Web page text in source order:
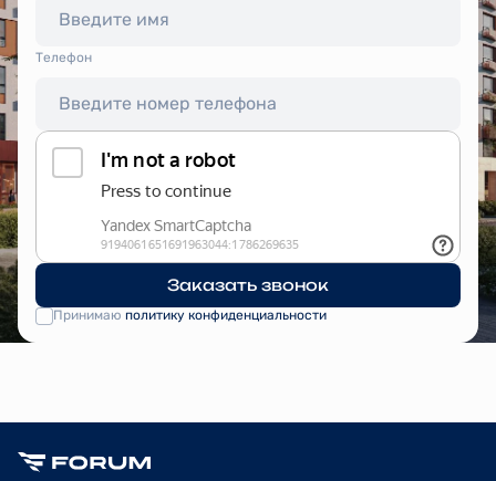
Tелефон
Заказать звонок
Принимаю политику конфиденциальности